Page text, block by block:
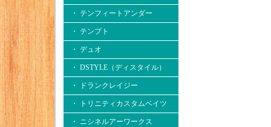
・ テンフィートアンダー
・ テンプト
・ デュオ
・ DSTYLE（ディスタイル）
・ ドランクレイジー
・ トリニティカスタムベイツ
・ ニシネルアーワークス